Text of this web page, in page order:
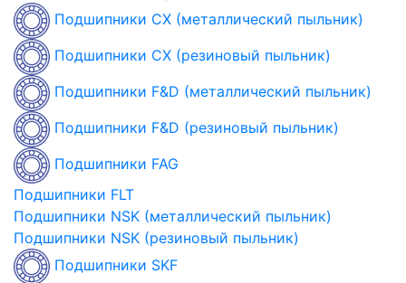
Подшипники CX (металлический пыльник)
Подшипники CX (резиновый пыльник)
Подшипники F&D (металлический пыльник)
Подшипники F&D (резиновый пыльник)
Подшипники FAG
Подшипники FLT
Подшипники NSK (металлический пыльник)
Подшипники NSK (резиновый пыльник)
Подшипники SKF